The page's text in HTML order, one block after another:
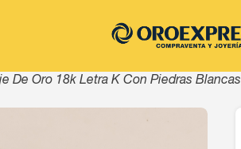
De Oro 18k Letra K Con Piedras Blancas